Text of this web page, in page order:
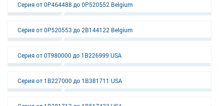
Серия от 0P464488 до 0P520552 Belgium
Серия от 0P520553 до 2B144122 Belgium
Серия от 0T980000 до 1B226999 USA
Серия от 1B227000 до 1B381711 USA